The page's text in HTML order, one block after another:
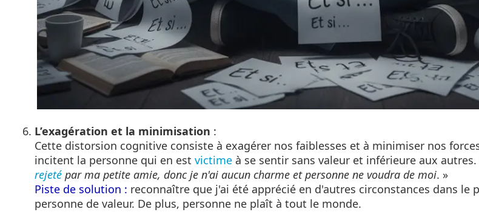
L’exagération et la minimisation :
Cette distorsion cognitive consiste à exagérer nos faiblesses et à minimiser nos
incitent la personne qui en est victime à se sentir sans valeur et inférieure aux
rejeté par ma petite amie, donc je n'ai aucun charme et personne ne voudra de moi. »
Piste de solution : reconnaître que j'ai été apprécié en d'autres circonstances dans le
personne de valeur. De plus, personne ne plaît à tout le monde.